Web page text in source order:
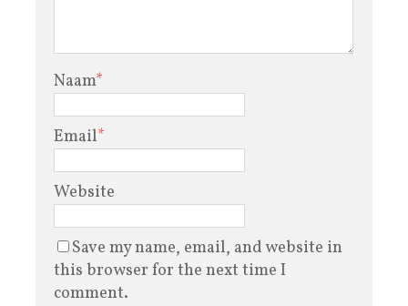
Naam*
Email*
Website
Save my name, email, and website in
this browser for the next time I
comment.